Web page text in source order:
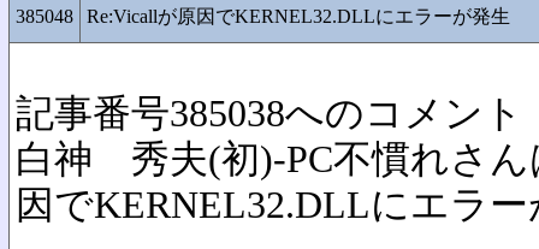
385048 Re:Vicallが原因でKERNEL32.DLLにエラーが発生
記事番号385038へのコメント
白神 秀夫(初)-PC不慣れさん
因でKERNEL32.DLLにエラ